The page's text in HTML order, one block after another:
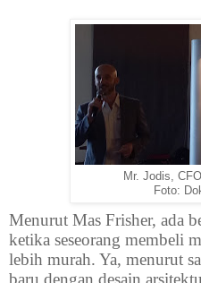
Mr. Jodis,
Foto:
Menurut Mas Frisher, ada
ketika seseorang membeli
lebih murah. Ya, menurut